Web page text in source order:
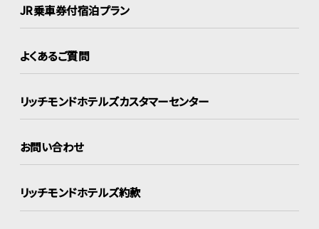
JR乗車券付宿泊プラン
よくあるご質問
リッチモンドホテルズカスタマーセンター
お問い合わせ
リッチモンドホテルズ約款